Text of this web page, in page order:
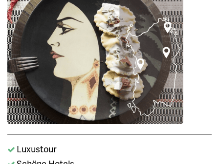
Luxustour